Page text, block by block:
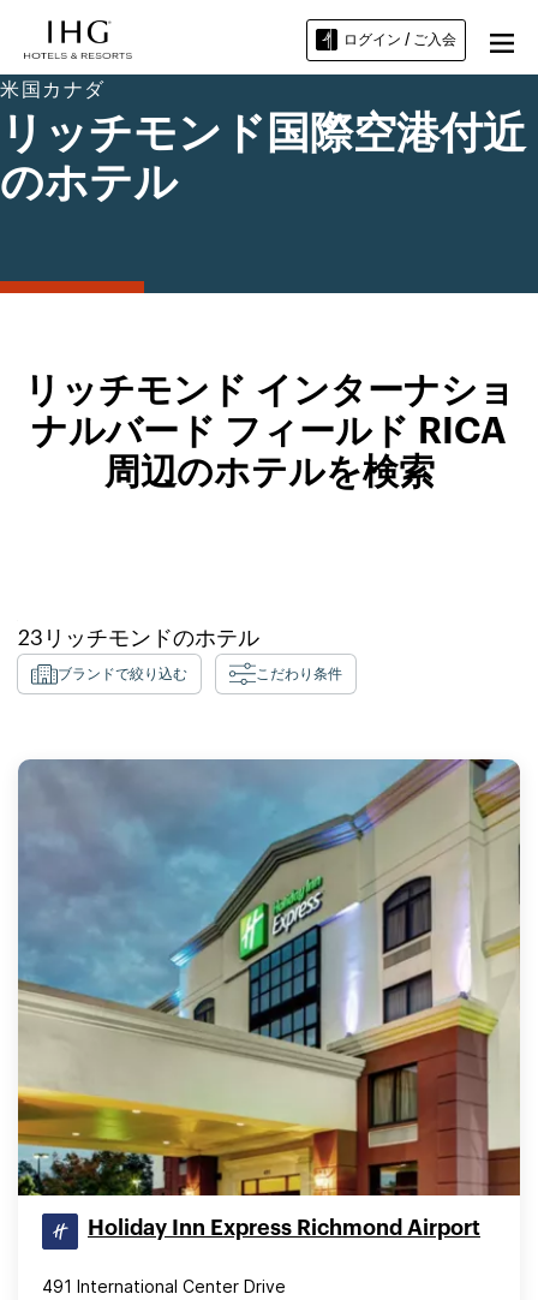
ログイン / ご入会
米国カナダ
リッチモンド国際空港付近
のホテル
リッチモンド インターナショ
ナルバード フィールド RICA
周辺のホテルを検索
23 リッチモンドのホテル
ブランドで絞り込む こだわり条件
Holiday Inn Express Richmond Airport
491 International Center Drive